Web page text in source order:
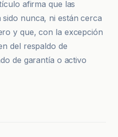
afirma que las
sido nunca, ni están cerca
y que, con la excepción
del respaldo de
de garantía o activo